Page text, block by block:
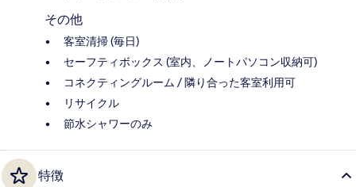
その他
客室清掃 (毎日)
セーフティボックス (室内、ノートパソコン収納可)
コネクティングルーム / 隣り合った客室利用可
リサイクル
節水シャワーのみ
特徴